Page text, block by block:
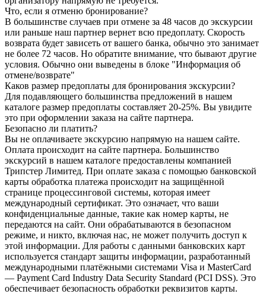
Что, если я отменю бронирование?
В большинстве случаев при отмене за 48 часов до экскурсии
или раньше наш партнер вернет всю предоплату. Скорость
возврата будет зависеть от вашего банка, обычно это занимает
не более 72 часов. Но обратите внимание, что бывают другие
условия. Обычно они выведены в блоке "Информация об
отмене/возврате"
Каков размер предоплаты для бронирования экскурсии?
Для подавляющего большинства предложений в нашем
каталоге размер предоплаты составляет 20-25%. Вы увидите
это при оформлении заказа на сайте партнера.
Безопасно ли платить?
Вы не оплачиваете экскурсию напрямую на нашем сайте.
Оплата происходит на сайте партнера. Большинство
экскурсий в нашем каталоге предоставлены компанией
Трипстер Лимитед. При оплате заказа с помощью банковской
карты обработка платежа происходит на защищённой
странице процессинговой системы, которая имеет
международный сертификат. Это означает, что ваши
конфиденциальные данные, такие как номер карты, не
передаются на сайт. Они обрабатываются в безопасном
режиме, и никто, включая нас, не может получить доступ к
этой информации. Для работы с данными банковских карт
используется стандарт защиты информации, разработанный
международными платёжными системами Visa и MasterCard
— Payment Card Industry Data Security Standard (PCI DSS). Это
обеспечивает безопасность обработки реквизитов карты.